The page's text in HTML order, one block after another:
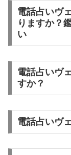
電話占いヴ
りますか？
い
電話占いヴ
すか？
電話占いヴ